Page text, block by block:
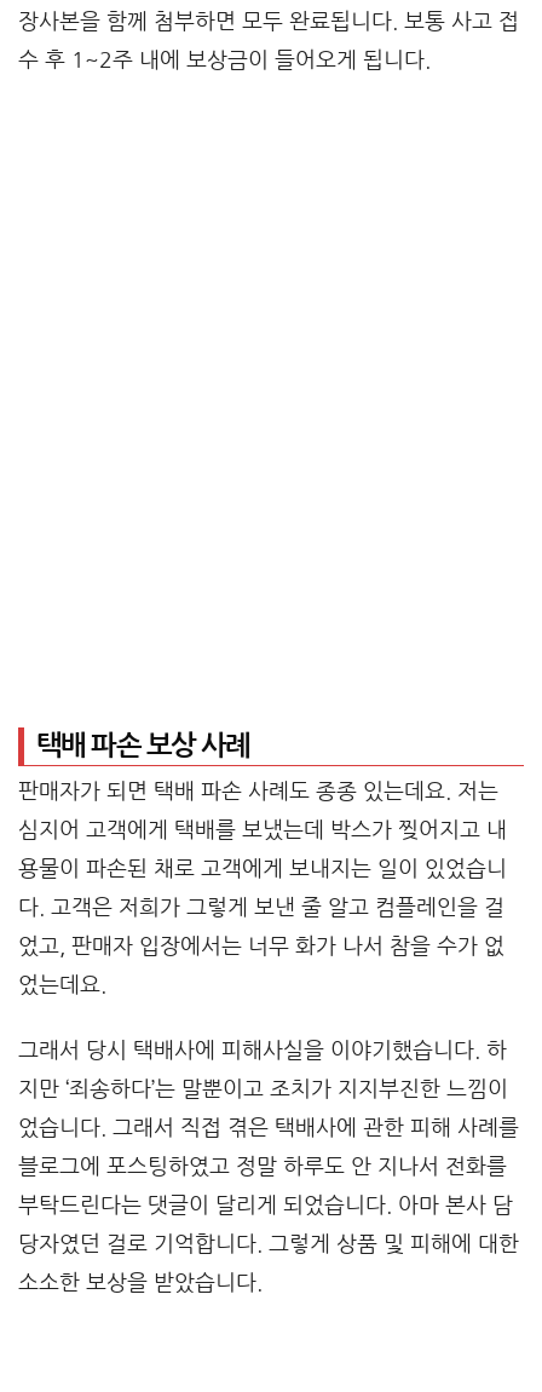
장사본을 함께 첨부하면 모두 완료됩니다. 보통 사고 접
수 후 1~2주 내에 보상금이 들어오게 됩니다.
택배 파손 보상 사례
판매자가 되면 택배 파손 사례도 종종 있는데요. 저는
심지어 고객에게 택배를 보냈는데 박스가 찢어지고 내
용물이 파손된 채로 고객에게 보내지는 일이 있었습니
다. 고객은 저희가 그렇게 보낸 줄 알고 컴플레인을 걸
었고, 판매자 입장에서는 너무 화가 나서 참을 수가 없
었는데요.
그래서 당시 택배사에 피해사실을 이야기했습니다. 하
지만 ‘죄송하다’는 말뿐이고 조치가 지지부진한 느낌이
었습니다. 그래서 직접 겪은 택배사에 관한 피해 사례를
블로그에 포스팅하였고 정말 하루도 안 지나서 전화를
부탁드린다는 댓글이 달리게 되었습니다. 아마 본사 담
당자였던 걸로 기억합니다. 그렇게 상품 및 피해에 대한
소소한 보상을 받았습니다.